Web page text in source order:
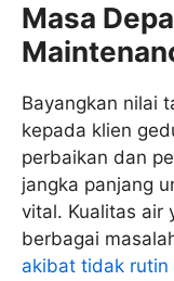
Masa
Bayangkan nilai
kepada klien
perbaikan dan
jangka panjang
vital. Kualitas air
berbagai
akibat tidak rutin